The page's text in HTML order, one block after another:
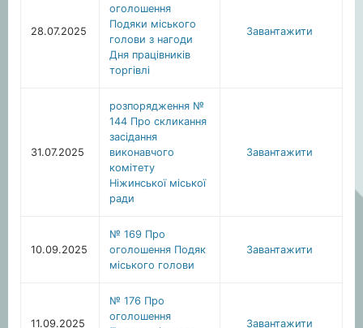
28.07.2025
оголошення
Подяки міського
голови з нагоди
Дня працівників
торгівлі
Завантажити
31.07.2025
розпорядження №
144 Про скликання
засідання
виконавчого
комітету
Ніжинської міської
ради
Завантажити
10.09.2025
№ 169 Про
оголошення Подяк
міського голови
Завантажити
11.09.2025
№ 176 Про
оголошення
Завантажити